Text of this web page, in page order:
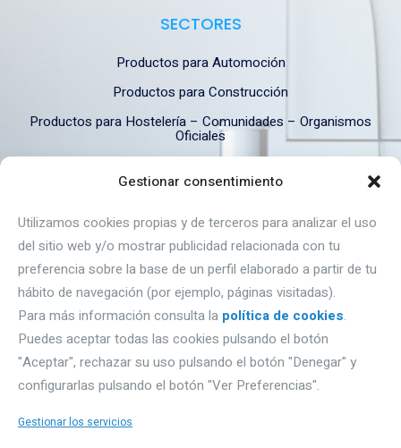
Gestionar consentimiento
Utilizamos cookies propias y de terceros para analizar el uso
del sitio web y/o mostrar publicidad relacionada con tu
preferencia sobre la base de un perfil elaborado a partir de tu
hábito de navegación (por ejemplo, páginas visitadas).
Para más información consulta la política de cookies.
Puedes aceptar todas las cookies pulsando el botón
"Aceptar", rechazar su uso pulsando el botón "Denegar" y
configurarlas pulsando el botón "Ver Preferencias".
Gestionar los servicios
SECTORES
Productos para Automoción
Productos para Construcción
Productos para Hostelería – Comunidades – Organismos
Oficiales
DÓNDE ESTAMOS
Autovía A1, Km 233- naves Gromber, nave 91
09195 Villagonzalo Pedernales (Burgos).
Email: proquimbur@proquimbur.com
Teléfono. 947203886